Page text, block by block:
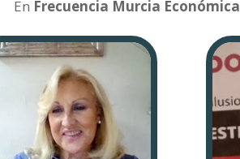
En Frecuencia Murcia Económica